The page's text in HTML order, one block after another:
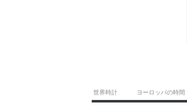
世界時計 ヨーロッパの時間